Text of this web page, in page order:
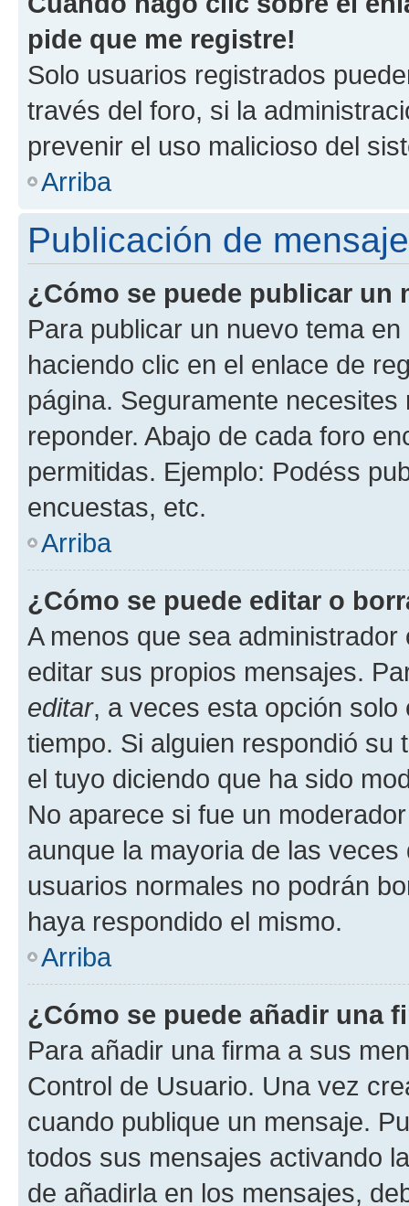
pide que me registre!
Solo usuarios registrados
través del foro, si la
prevenir el uso malicioso del
Arriba
Publicación de
¿Cómo se puede publicar un
Para publicar un nuevo tema
haciendo clic en el enlace de
página. Seguramente
reponder. Abajo de cada foro
permitidas. Ejemplo: Podéss
encuestas, etc.
Arriba
¿Cómo se puede editar o
A menos que sea
editar sus propios mensajes.
editar, a veces esta opción
tiempo. Si alguien respondió
el tuyo diciendo que ha sido
No aparece si fue un
aunque la mayoria de las
usuarios normales no podrán
haya respondido el mismo.
Arriba
¿Cómo se puede añadir una
Para añadir una firma a sus
Control de Usuario. Una vez
cuando publique un mensaje.
todos sus mensajes activando
de añadirla en los mensajes,